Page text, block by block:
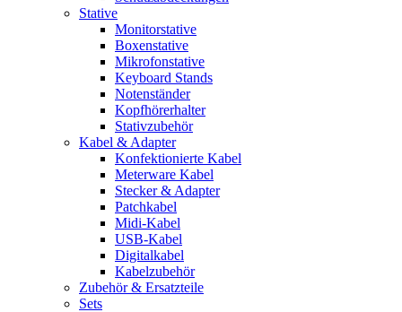
Stative
Monitorstative
Boxenstative
Mikrofonstative
Keyboard Stands
Notenständer
Kopfhörerhalter
Stativzubehör
Kabel & Adapter
Konfektionierte Kabel
Meterware Kabel
Stecker & Adapter
Patchkabel
Midi-Kabel
USB-Kabel
Digitalkabel
Kabelzubehör
Zubehör & Ersatzteile
Sets